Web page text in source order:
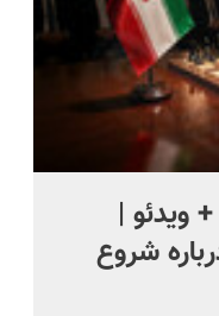
+ ویدئو |
شروع